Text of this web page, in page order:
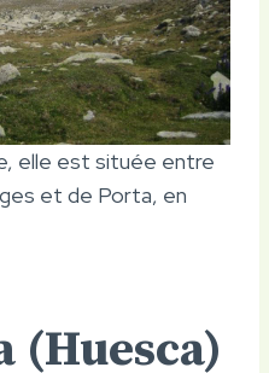
elle est située entre
et de Porta, en
(Huesca)